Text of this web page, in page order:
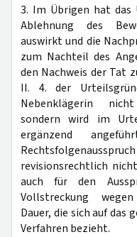
3. Im Übrigen hat das
Ablehnung des
auswirkt und die
zum Nachteil des
den Nachweis der Tat
II. 4. der
Nebenklägerin
sondern wird im
ergänzend
revisionsrechtlich
auch für den
Vollstreckung
Dauer, die sich auf das
Verfahren bezieht.